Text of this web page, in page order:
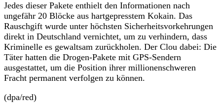
Jedes dieser Pakete enthielt den Informationen nach
ungefähr 20 Blöcke aus hartgepresstem Kokain. Das
Rauschgift wurde unter höchsten Sicherheitsvorkehrungen
direkt in Deutschland vernichtet, um zu verhindern, dass
Kriminelle es gewaltsam zurückholen. Der Clou dabei: Die
Täter hatten die Drogen-Pakete mit GPS-Sendern
ausgestattet, um die Position ihrer millionenschweren
Fracht permanent verfolgen zu können.
(dpa/red)